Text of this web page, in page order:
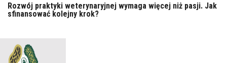
Rozwój praktyki weterynaryjnej wymaga więcej niż pasji. Jak
sfinansować kolejny krok?